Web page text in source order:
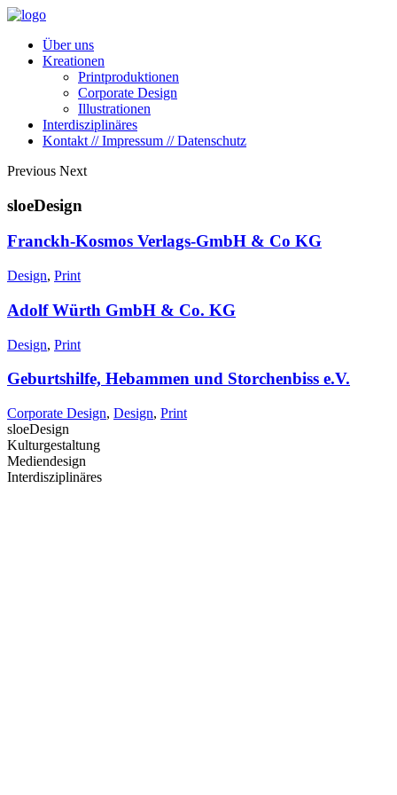
Über uns
Kreationen
Printproduktionen
Corporate Design
Illustrationen
Interdisziplinäres
Kontakt // Impressum // Datenschutz
Previous Next
sloeDesign
Franckh-Kosmos Verlags-GmbH & Co KG
Design, Print
Adolf Würth GmbH & Co. KG
Design, Print
Geburtshilfe, Hebammen und Storchenbiss e.V.
Corporate Design, Design, Print
sloeDesign
Kulturgestaltung
Mediendesign
Interdisziplinäres